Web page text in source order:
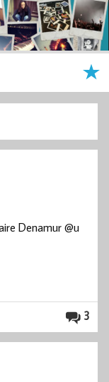
Denamur @u
3